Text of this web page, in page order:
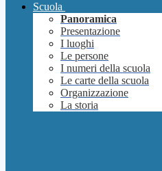
Scuola
Panoramica
Presentazione
I luoghi
Le persone
I numeri della scuola
Le carte della scuola
Organizzazione
La storia